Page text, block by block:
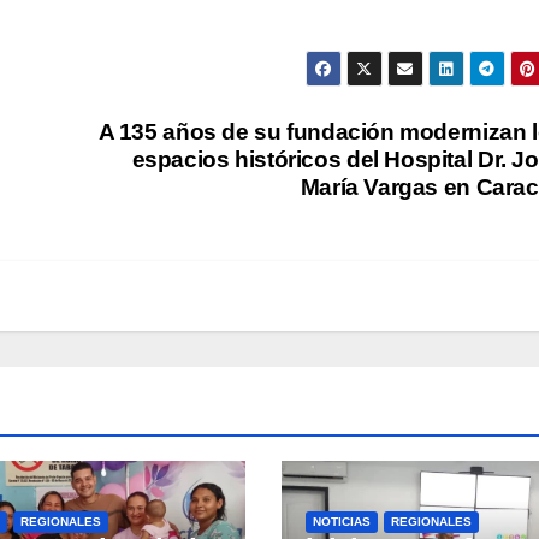
A 135 años de su fundación modernizan
espacios históricos del Hospital Dr.
María Vargas en
REGIONALES NOTICIAS REGIONALES